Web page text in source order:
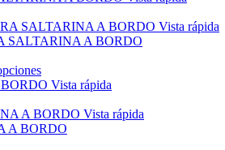
Vista rápida
SALTARINA A BORDO
Vista rápida
Vista rápida
A BORDO